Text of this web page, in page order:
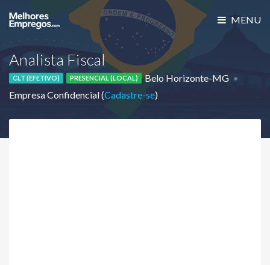
MENU
Analista Fiscal
CLT (EFETIVO) PRESENCIAL (LOCAL)
Belo Horizonte-MG
Empresa Confidencial (Cadastre-se)